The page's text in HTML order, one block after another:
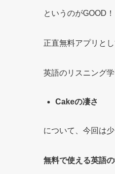
というのがGOOD！
正直無料アプリと
英語のリスニング
Cakeの凄さ
について、今回は
無料で使える英語